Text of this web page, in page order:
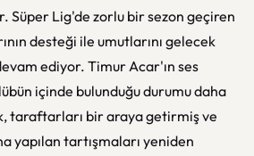
Süper Lig'de zorlu bir sezon geçiren
desteği ile umutlarını gelecek
ediyor. Timur Acar'ın ses
içinde bulunduğu durumu daha
taraftarları bir araya getirmiş ve
yapılan tartışmaları yeniden